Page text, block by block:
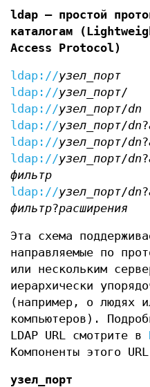
ldap — простой
каталогам
Access
Protocol)
ldap://узел_порт
ldap://узел_порт/
ldap://узел_порт/dn
ldap://узел_порт/dn?
ldap://узел_порт/dn?
ldap://узел_порт/dn?
фильтр
ldap://узел_порт/dn?
фильтр?расширения
Эта схема
направляемые по
или нескольким
иерархически
(например, о людях
компьютеров).
LDAP URL смотрите в
Компоненты этого
узел_порт